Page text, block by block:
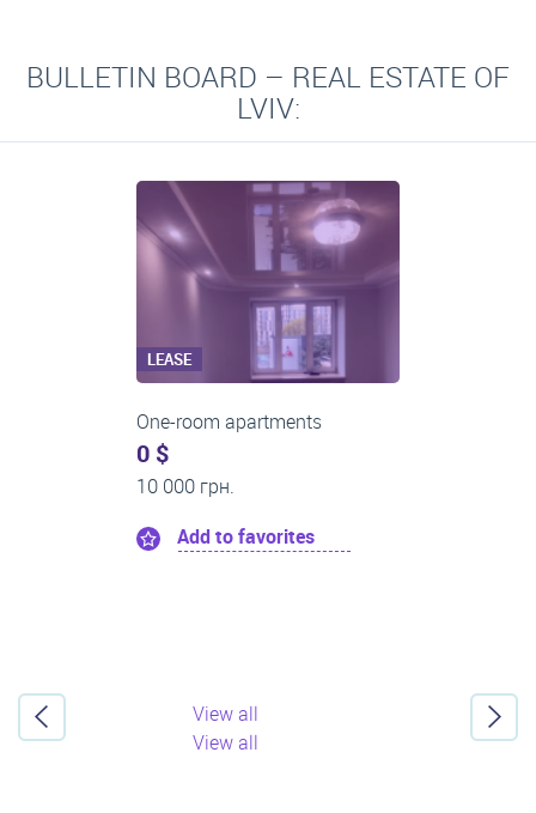
BULLETIN BOARD – REAL ESTATE OF
LVIV:
LEASE
Two-room apartments
0 $
16 000 грн.
Add to favorites
View all
View all